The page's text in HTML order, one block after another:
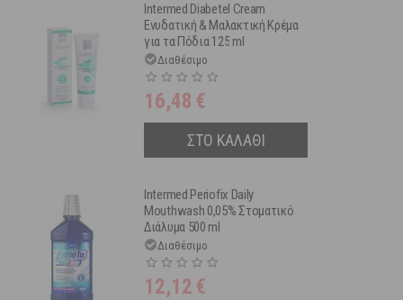
Intermed Diabetel Cream
Ενυδατική & Μαλακτική Κρέμα
για τα Πόδια 125 ml
Διαθέσιμο
16,48 €
ΣΤΟ ΚΑΛΑΘΙ
Intermed Periofix Daily
Mouthwash 0,05% Στοματικό
Διάλυμα 500 ml
Διαθέσιμο
12,12 €